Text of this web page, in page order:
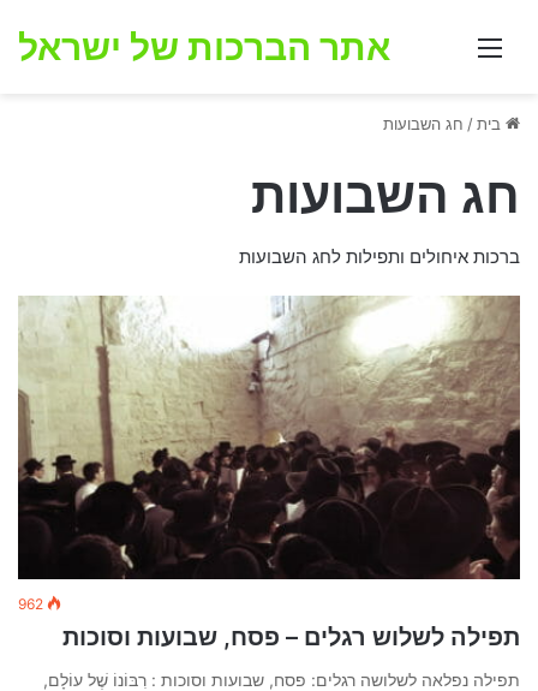
תפריט אתר הברכות של ישראל
בית/ חג השבועות
חג השבועות
ברכות איחולים ותפילות לחג השבועות
תפילה לשלוש רגלים – פסח, שבועות וסוכות
תפילה נפלאה לשלושה רגלים: פסח, שבועות וסוכות : רִבּוֹנוֹ שֶׁל עוֹלָם,